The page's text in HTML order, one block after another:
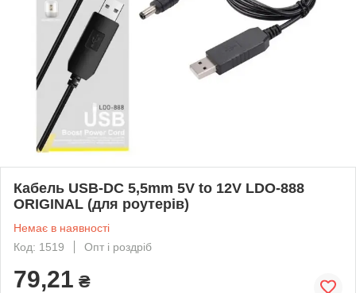
Кабель USB-DC 5,5mm 5V to 12V LDO-888
ORIGINAL (для роутерів)
Немає в наявності
Код: 1519
Опт і роздріб
79,21 ₴